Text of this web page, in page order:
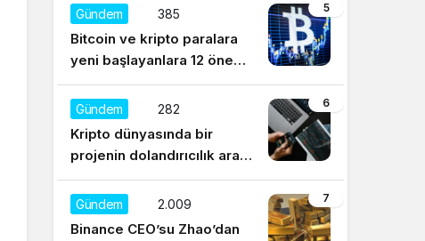
5
Gündem 385
Bitcoin ve kripto paralara
yeni başlayanlara 12 önemli
tavsiye
6
Gündem 282
Kripto dünyasında bir
projenin dolandırıcılık aracı
olduğu nasıl anlaşılır?
7
Gündem 2.009
Binance CEO’su Zhao’dan